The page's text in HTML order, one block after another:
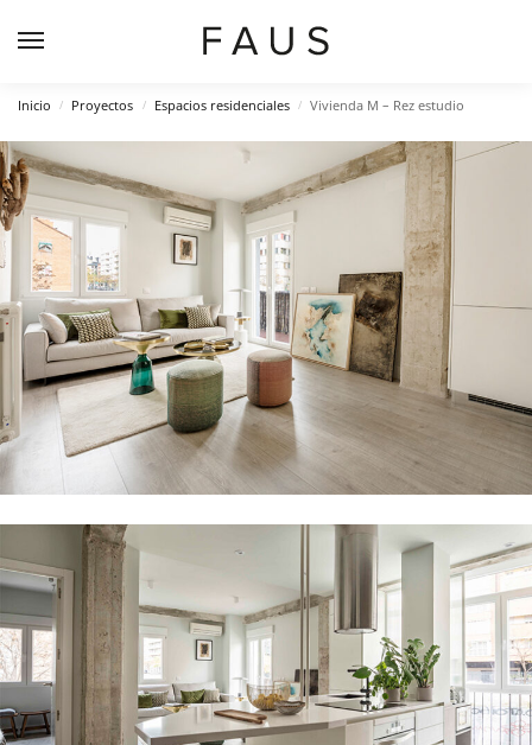
Inicio / Proyectos / Espacios residenciales / Vivienda M – Rez estudio